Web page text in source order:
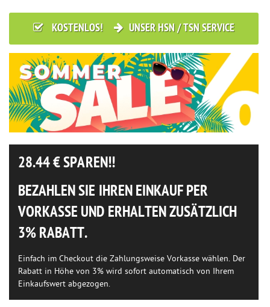
KOSTENLOS! UNSER HSN / TSN SERVICE
28.44€ SPAREN!!
BEZAHLEN SIE IHREN EINKAUF PER
VORKASSE UND ERHALTEN ZUSÄTZLICH
3% RABATT.
Einfach im Checkout die Zahlungsweise Vorkasse wählen. Der
Rabatt in Höhe von 3% wird sofort automatisch von Ihrem
Einkaufswert abgezogen.